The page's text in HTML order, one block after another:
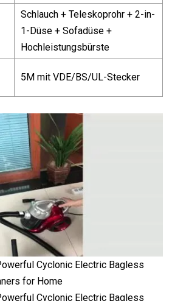
Schlauch + Teleskoprohr + 2-in-
1-Düse + Sofadüse +
Hochleistungsbürste
5M mit VDE/BS/UL-Stecker